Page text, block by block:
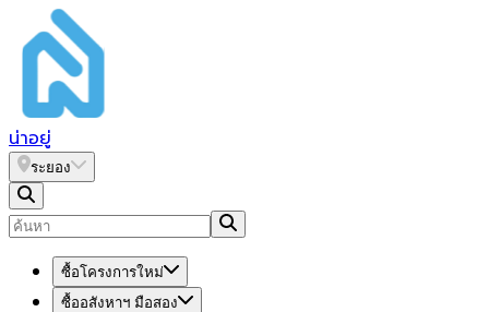
น่าอยู่
ระยอง
ซื้อโครงการใหม่
ซื้ออสังหาฯ มือสอง